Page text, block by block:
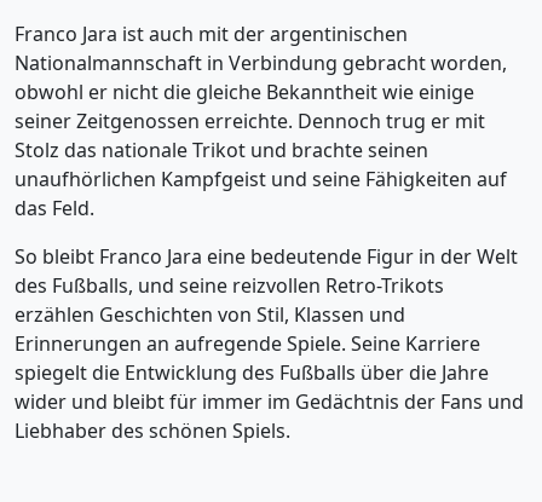
Franco Jara ist auch mit der argentinischen
Nationalmannschaft in Verbindung gebracht worden,
obwohl er nicht die gleiche Bekanntheit wie einige
seiner Zeitgenossen erreichte. Dennoch trug er mit
Stolz das nationale Trikot und brachte seinen
unaufhörlichen Kampfgeist und seine Fähigkeiten auf
das Feld.
So bleibt Franco Jara eine bedeutende Figur in der Welt
des Fußballs, und seine reizvollen Retro-Trikots
erzählen Geschichten von Stil, Klassen und
Erinnerungen an aufregende Spiele. Seine Karriere
spiegelt die Entwicklung des Fußballs über die Jahre
wider und bleibt für immer im Gedächtnis der Fans und
Liebhaber des schönen Spiels.